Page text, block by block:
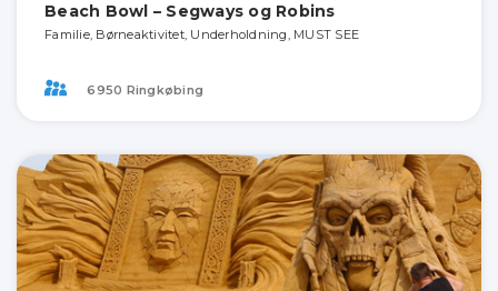
Beach Bowl – Segways og Robins
Familie, Børneaktivitet, Underholdning, MUST SEE
6950 Ringkøbing